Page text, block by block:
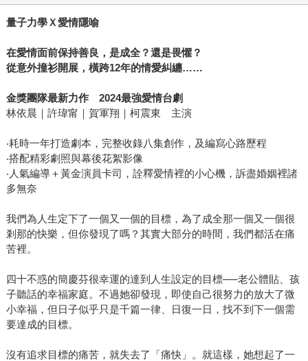
量子力學Ｘ愛情隱喻
在愛情面前保持善良，是成全？還是畏懼？
從意外撞衫開展，橫跨12年的情愛糾纏……
金獎團隊最新力作 2024最強愛情台劇
林依晨｜許瑋甯｜賀軍翔｜柯震東 主演
‧耗時一年打造劇本，完整收錄八集創作，及編寫心路歷程
‧搭配精彩劇照與幕後花絮影像
‧人氣編導＋黃金演員卡司，詮釋愛情裡的小心機，訴盡婚姻裡諸
多無奈
我們為人生定下了一個又一個的目標，為了成全那一個又一個很
剎那的快樂，但你發現了嗎？其實大部分的時間，我們都活在痛
苦裡。
四十不惑的簡慶芬很幸運的達到人生設定的目標──老公體貼、孩
子聽話的幸福家庭。不過她卻發現，即使自己很努力的放大了微
小幸福，但日子似乎只是千篇一律、日復一日，找不到下一個需
要達成的目標。
沒有追求目標的痛苦，就失去了「痛快」。就這樣，她想起了一